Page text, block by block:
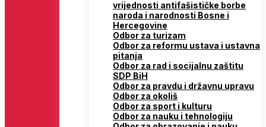
vrijednosti antifašističke borbe
naroda i narodnosti Bosne i
Hercegovine
Odbor za turizam
Odbor za reformu ustava i ustavna
pitanja
Odbor za rad i socijalnu zaštitu
SDP BiH
Odbor za pravdu i državnu upravu
Odbor za okoliš
Odbor za sport i kulturu
Odbor za nauku i tehnologiju